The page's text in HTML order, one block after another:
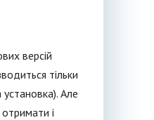
версій
тільки
Але
і